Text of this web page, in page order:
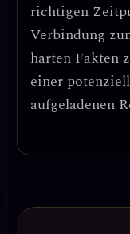
richtigen
Verbindung
harten Fakten
einer
aufgeladenen